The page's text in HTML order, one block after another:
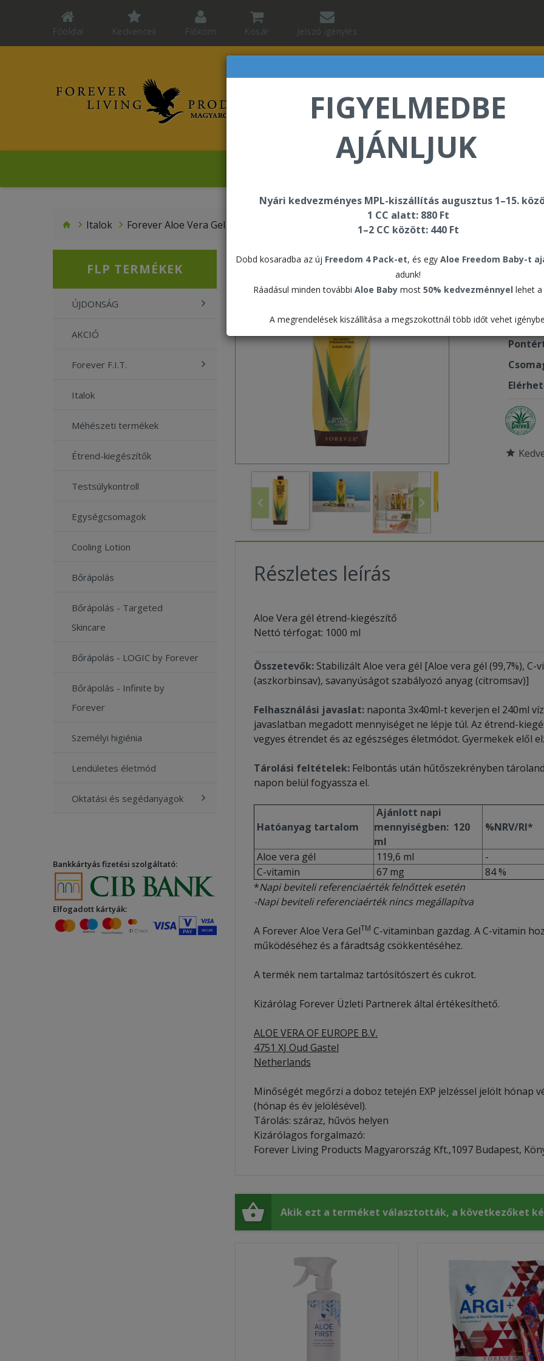
FIGYELMEDBE
AJÁNLJUK
Nyári kedvezményes MPL-kiszállítás augusztus 1–15.
1 CC alatt: 880 Ft
1–2 CC között: 440 Ft
Dobd kosaradba az új Freedom 4 Pack-et, és egy Aloe Freedom Baby-t
adunk!
Ráadásul minden további Aloe Babymost 50% kedvezménnyel lehet a
A megrendelések kiszállítása a megszokottnál több időt vehet
Főoldal Kedvencek Fiókom Kosár Jelszó igénylés
Italok Forever Aloe Vera Gel
FLP TERMÉKEK
ÚJDONSÁG
AKCIÓ
Forever F.I.T.
Italok
Méhészeti termékek
Étrend-kiegészítők
Testsúlykontroll
Egységcsomagok
Cooling Lotion
Bőrápolás
Bőrápolás - Targeted
Skincare
Bőrápolás - LOGIC by Forever
Bőrápolás - Infinite by
Forever
Személyi higiénia
Lendületes életmód
Oktatási és segédanyagok
Bankkártyás fizetési szolgáltató:
Elfogadott kártyák:
Részletes leírás
Aloe Vera gél étrend-kiegészítő
Nettó térfogat: 1000 ml
Összetevők: Stabilizált Aloe vera gél [Aloe vera gél (99,7%),
(aszkorbinsav), savanyúságot szabályozó anyag (citromsav)]
Felhasználási javaslat: naponta 3x40ml-t keverjen el 240ml
javaslatban megadott mennyiséget ne lépje túl. Az étrend-
vegyes étrendet és az egészséges életmódot. Gyermekek elől
Tárolási feltételek: Felbontás után hűtőszekrényben
napon belül fogyassza el.
Hatóanyag tartalom
Ajánlott napi
mennyiségben: 120
ml
%NRV/RI*
Aloe vera gél 119,6 ml
-
C-vitamin
67 mg
84 %
*Napi beviteli referenciaérték felnőttek esetén
-Napi beviteli referenciaérték nincs megállapítva
A Forever Aloe Vera GelTM C-vitaminban gazdag. A C-vitamin
működéséhez és a fáradtság csökkentéséhez.
A termék nem tartalmaz tartósítószert és cukrot.
Kizárólag Forever Üzleti Partnerek által értékesíthető.
ALOE VERA OF EUROPE B.V.
4751 XJ Oud Gastel
Netherlands
Minőségét megőrzi a doboz tetején EXP jelzéssel jelölt hónap
(hónap és év jelölésével).
Tárolás: száraz, hűvös helyen
Kizárólagos forgalmazó:
Forever Living Products Magyarország Kft.,1097 Budapest,
Akik ezt a terméket választották, a következőket